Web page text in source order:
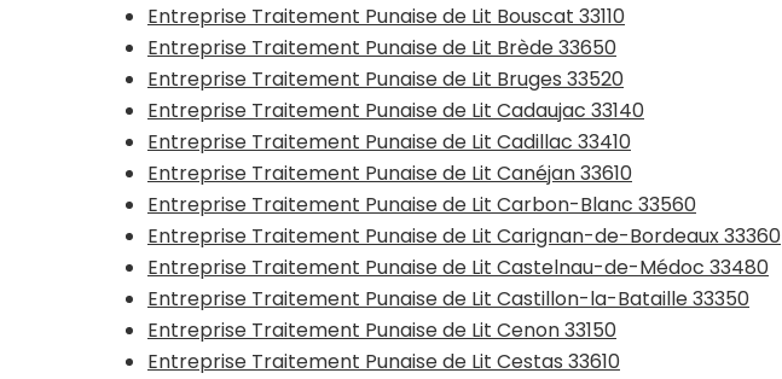
Entreprise Traitement Punaise de Lit Bouscat 33110
Entreprise Traitement Punaise de Lit Brède 33650
Entreprise Traitement Punaise de Lit Bruges 33520
Entreprise Traitement Punaise de Lit Cadaujac 33140
Entreprise Traitement Punaise de Lit Cadillac 33410
Entreprise Traitement Punaise de Lit Canéjan 33610
Entreprise Traitement Punaise de Lit Carbon-Blanc 33560
Entreprise Traitement Punaise de Lit Carignan-de-Bordeaux 33360
Entreprise Traitement Punaise de Lit Castelnau-de-Médoc 33480
Entreprise Traitement Punaise de Lit Castillon-la-Bataille 33350
Entreprise Traitement Punaise de Lit Cenon 33150
Entreprise Traitement Punaise de Lit Cestas 33610